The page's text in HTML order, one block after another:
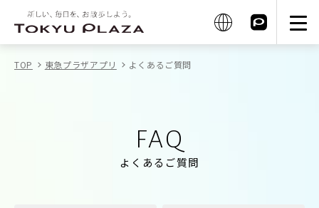
TOP 東急プラザアプリ よくあるご質問
FAQ
よくあるご質問